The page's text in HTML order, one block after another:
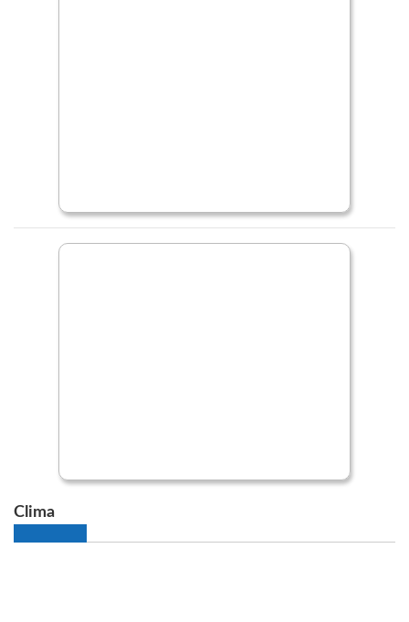
Clima